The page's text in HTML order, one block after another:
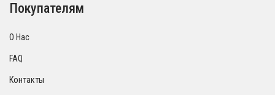
Покупателям
О Нас
FAQ
Контакты